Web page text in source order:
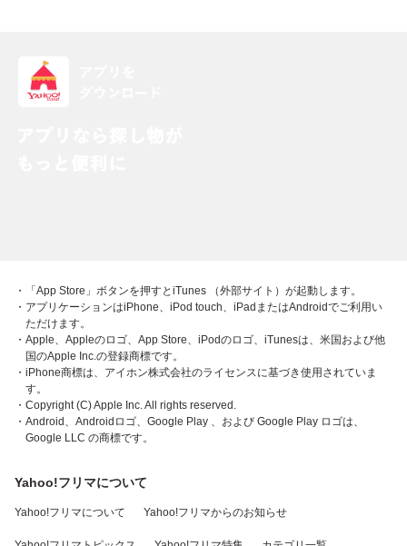
・「App Store」ボタンを押すとiTunes （外部サイト）が起動します。
・アプリケーションはiPhone、iPod touch、iPadまたはAndroidでご利用い
ただけます。
・Apple、Appleのロゴ、App Store、iPodのロゴ、iTunesは、米国および他
国のApple Inc.の登録商標です。
・iPhone商標は、アイホン株式会社のライセンスに基づき使用されていま
す。
・Copyright (C) Apple Inc. All rights reserved.
・Android、Androidロゴ、Google Play 、および Google Play ロゴは、
Google LLC の商標です。
Yahoo!フリマについて
Yahoo!フリマについて Yahoo!フリマからのお知らせ